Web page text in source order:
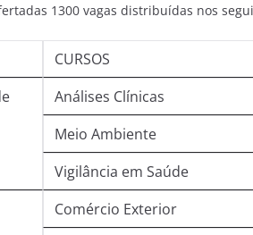
1300 vagas distribuídas nos
CURSOS
Análises Clínicas
Meio Ambiente
Vigilância em Saúde
Comércio Exterior